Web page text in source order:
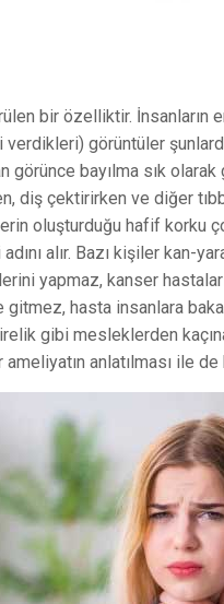
bir özelliktir. İnsanların
görüntüler
bayılma sık olarak
diş çektirirken ve diğer
oluşturduğu hafif korku
alır. Bazı kişiler kan-
yapmaz, kanser
hasta insanlara
gibi mesleklerden
anlatılması ile de